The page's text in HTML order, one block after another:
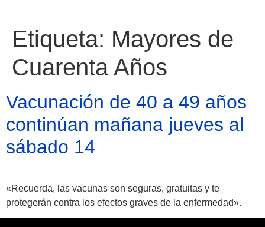
Atractivos
Etiqueta: Mayores de
Cuarenta Años
Vacunación de 40 a 49 años
continúan mañana jueves al
sábado 14
«Recuerda, las vacunas son seguras, gratuitas y te
protegerán contra los efectos graves de la enfermedad».